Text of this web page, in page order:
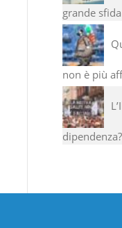
grande sfida
non è più
dipendenza?